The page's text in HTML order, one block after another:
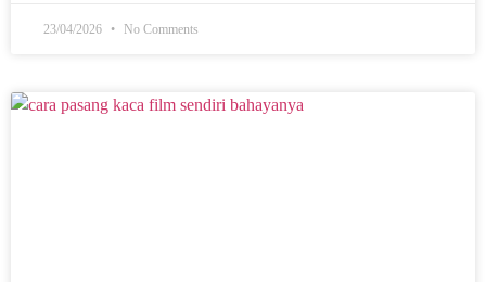
23/04/2026 No Comments